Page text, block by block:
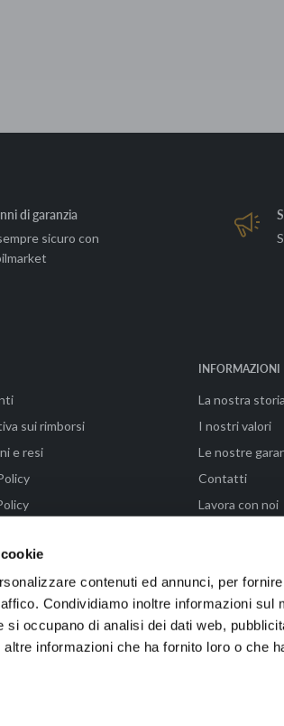
contenuti ed annunci, per
Condividiamo inoltre informazioni sul
si occupano di analisi dei dati web,
informazioni che ha fornito loro o che
di garanzia
sicuro con
sui rimborsi
e resi
INFORMAZIONI
La nostra storia
I nostri valori
Le nostre
Contatti
Lavora con noi
(FI) | P.IVA 04576990487 | Powered by WAIKA •